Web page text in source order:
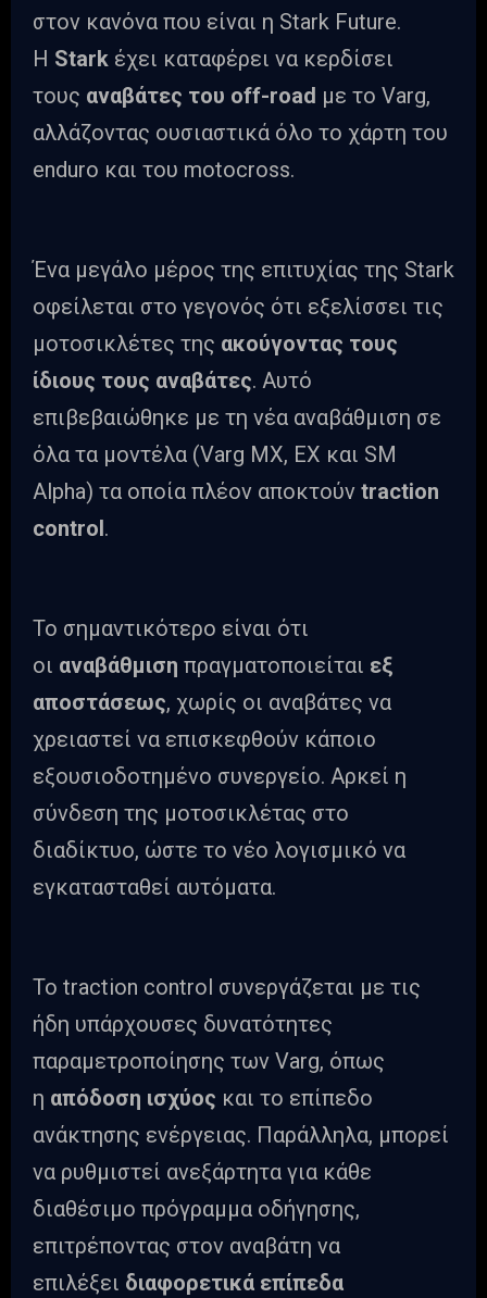
στον κανόνα που είναι η Stark Future.
Η Stark έχει καταφέρει να κερδίσει
τους αναβάτες του off-road με το Varg,
αλλάζοντας ουσιαστικά όλο το χάρτη του
enduro και του motocross.
Ένα μεγάλο μέρος της επιτυχίας της Stark
οφείλεται στο γεγονός ότι εξελίσσει τις
μοτοσικλέτες της ακούγοντας τους
ίδιους τους αναβάτες. Αυτό
επιβεβαιώθηκε με τη νέα αναβάθμιση σε
όλα τα μοντέλα (Varg MX, EX και SM
Alpha) τα οποία πλέον αποκτούν traction
control.
Το σημαντικότερο είναι ότι
οι αναβάθμιση πραγματοποιείται εξ
αποστάσεως, χωρίς οι αναβάτες να
χρειαστεί να επισκεφθούν κάποιο
εξουσιοδοτημένο συνεργείο. Αρκεί η
σύνδεση της μοτοσικλέτας στο
διαδίκτυο, ώστε το νέο λογισμικό να
εγκατασταθεί αυτόματα.
Το traction control συνεργάζεται με τις
ήδη υπάρχουσες δυνατότητες
παραμετροποίησης των Varg, όπως
η απόδοση ισχύος και το επίπεδο
ανάκτησης ενέργειας. Παράλληλα, μπορεί
να ρυθμιστεί ανεξάρτητα για κάθε
διαθέσιμο πρόγραμμα οδήγησης,
επιτρέποντας στον αναβάτη να
επιλέξει διαφορετικά επίπεδα